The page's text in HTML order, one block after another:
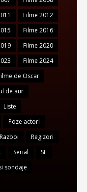
Filme 2012
Filme 2016
Filme 2020
Filme 2024
de Oscar
de aur
Liste
Poze actori
Razboi
Regizori
Serial
SF
sondaje